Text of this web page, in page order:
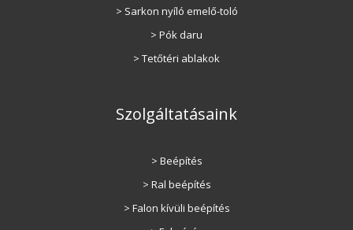
> Sarkon nyíló emelő-toló
> Pók daru
> Tetőtéri ablakok
Szolgáltatásaink
> Beépítés
> Ral beépítés
> Falon kívüli beépítés